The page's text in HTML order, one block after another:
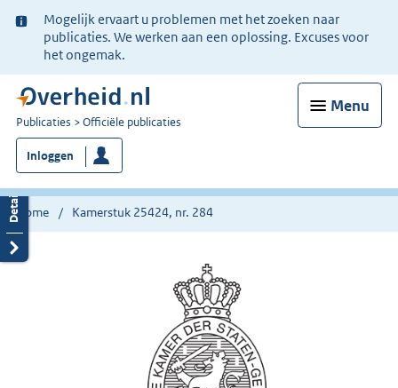
Ter
informatie:
Mogelijk ervaart u problemen met het zoeken naar
publicaties. We werken aan een oplossing. Excuses voor
het ongemak.
Menu
U
bent
nu
hier:
Publicaties Officiële publicaties
Inloggen
Home Kamerstuk 25424, nr. 284